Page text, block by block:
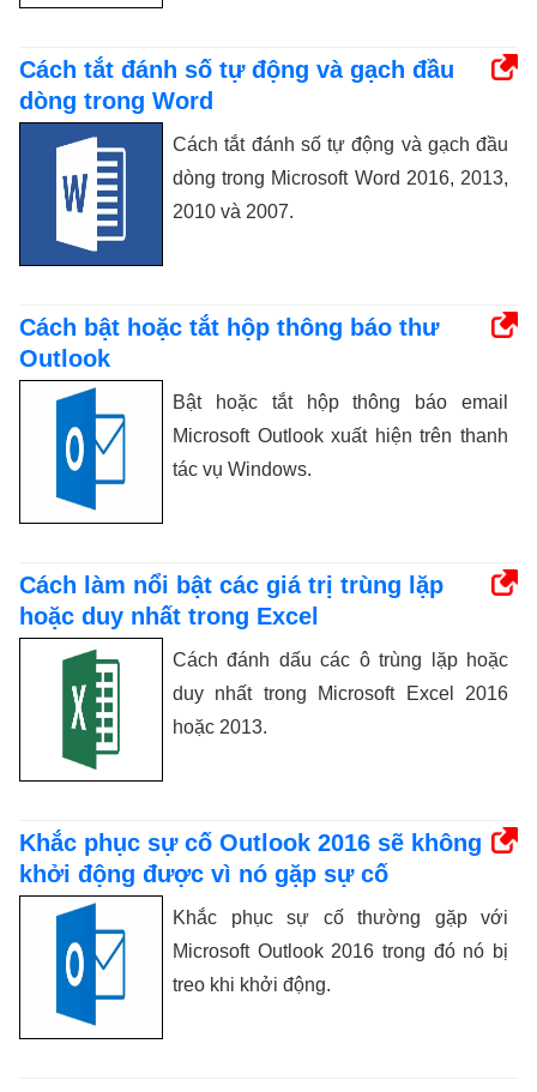
Cách tắt đánh số tự động và gạch đầu
dòng trong Word
Cách tắt đánh số tự động và gạch đầu
dòng trong Microsoft Word 2016, 2013,
2010 và 2007.
Cách bật hoặc tắt hộp thông báo thư
Outlook
Bật hoặc tắt hộp thông báo email
Microsoft Outlook xuất hiện trên thanh
tác vụ Windows.
Cách làm nổi bật các giá trị trùng lặp
hoặc duy nhất trong Excel
Cách đánh dấu các ô trùng lặp hoặc
duy nhất trong Microsoft Excel 2016
hoặc 2013.
Khắc phục sự cố Outlook 2016 sẽ không
khởi động được vì nó gặp sự cố
Khắc phục sự cố thường gặp với
Microsoft Outlook 2016 trong đó nó bị
treo khi khởi động.